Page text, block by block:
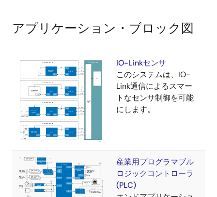
アプリケーション・ブロック図
IO-Linkセンサ
このシステムは、IO-
Link通信によるスマー
トなセンサ制御を可能
にします。
産業用プログラマブル
ロジックコントローラ
(PLC)